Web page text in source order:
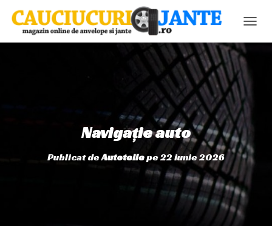
O
G
A
Navigație auto
Publicat deAutoteilepe22 iunie 2026